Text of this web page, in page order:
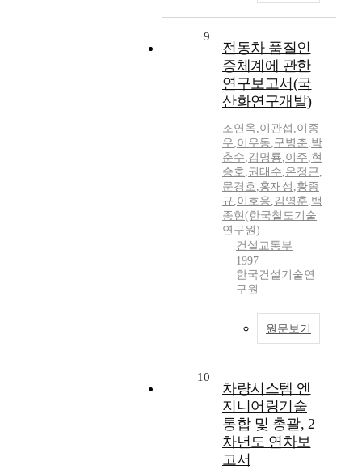
9
전동차 품질인
증체계에 관한
연구보고서(국
산화연구개발)
조연옥,이관섭 ,이종
우,이우동,구병춘,박
춘수,김명룡,이주,현
승호,권태수,온정근,
문경호,홍재성 ,황종
규,이호용,김영훈,백
종현(한국철도기술
연구원)
건설교통부
1997
한국건설기술연
구원
원문보기
10
차량시스템 엔
지니어링기술
통합 및 총괄, 2
차년도 연차보
고서